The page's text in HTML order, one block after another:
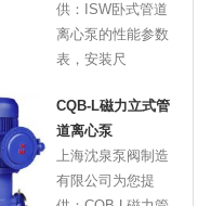
供：ISW卧式管道
离心泵的性能参数
表，安装尺
CQB-L磁力立式管
道离心泵
上海沈泉泵阀制造
有限公司为您提